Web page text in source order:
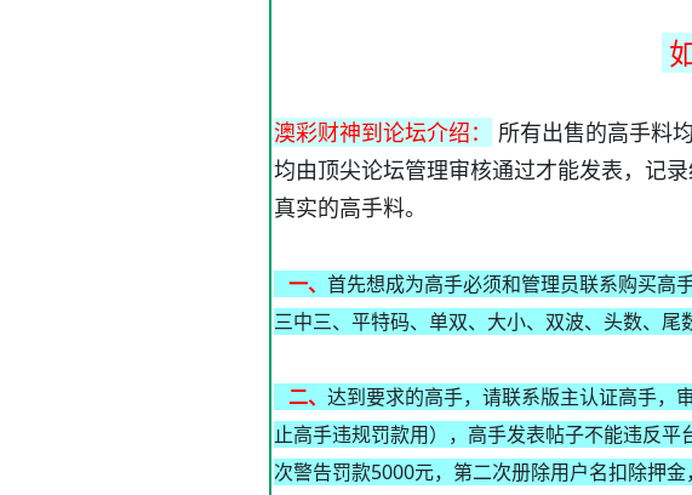
澳彩财神到论坛介绍：
所有出售的高手料
均由顶尖论坛管理审核通过才能发表，记
真实的高手料。
一、 首先想成为高手必须和管理员联系购买高
三中三、平特码、单双、大小、双波、头数、尾
二、 达到要求的高手，请联系版主认证高手，
止高手违规罚款用），高手发表帖子不能违反
次警告罚款5000元，第二次册除用户名扣除押